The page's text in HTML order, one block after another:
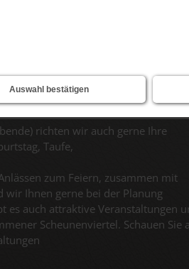
Auswahl bestätigen
Platz für ca. 100 Gäste und
richten wir auch gerne Ihre
Taufe,
zum Feiern, zusammen mit
wir Ihnen gerne bei der Planung
es auch attraktive Veranstaltungen
Scheunenviertel. Schauen Sie